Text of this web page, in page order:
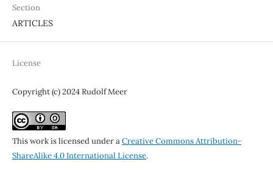
Section
ARTICLES
License
Copyright (c) 2024 Rudolf Meer
This work is licensed under aCreative Commons Attribution-
ShareAlike 4.0 International License.